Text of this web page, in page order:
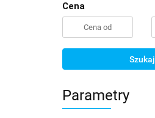
Cena
Szukaj
Parametry